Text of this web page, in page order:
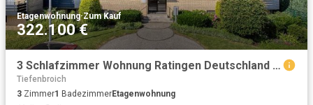
Etagenwohnung·Zum Kauf
322.100 €
3 Schlafzimmer Wohnung Ratingen Deutschland 103960109
Tiefenbroich
3 Zimmer1 BadezimmerEtagenwohnung